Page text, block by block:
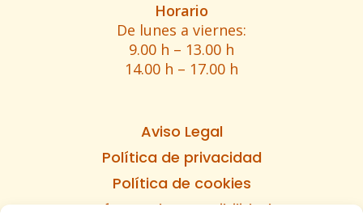
Horario
De lunes a viernes:
9.00 h – 13.00 h
14.00 h – 17.00 h
Aviso Legal
Política de privacidad
Política de cookies
Informe de accesibilidad